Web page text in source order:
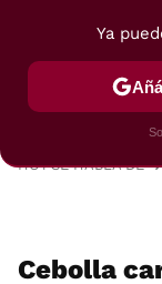
POSTRES
HOY SE HABLA DE
Cebolla
Ya